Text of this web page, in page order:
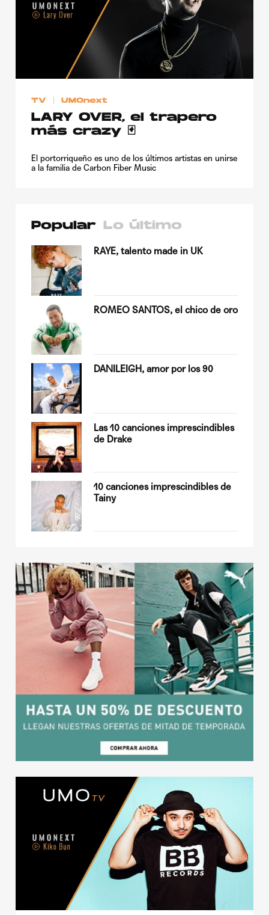
TV UMOnext
LARY OVER, el trapero
más crazy 🃏
El portorriqueño es uno de los últimos artistas en unirse
a la familia de Carbon Fiber Music
Popular Lo último
RAYE, talento made in UK
ROMEO SANTOS, el chico de oro
DANILEIGH, amor por los 90
Las 10 canciones imprescindibles
de Drake
10 canciones imprescindibles de
Tainy